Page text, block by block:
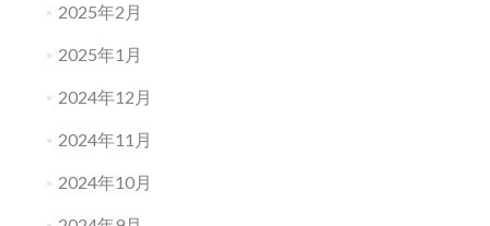
2025年2月
2025年1月
2024年12月
2024年11月
2024年10月